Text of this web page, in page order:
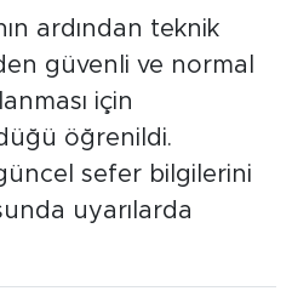
ardından teknik
güvenli ve normal
için
öğrenildi.
sefer bilgilerini
uyarılarda